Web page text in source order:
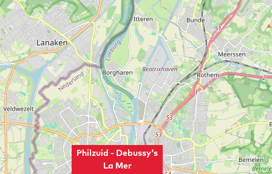
Philzuid - Debussy's
La Mer